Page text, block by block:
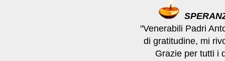
"Venerabili Padri
di gratitudine, mi
Grazie per tutti i